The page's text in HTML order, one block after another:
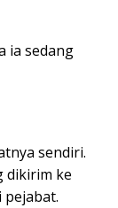
ia sedang
sendiri.
dikirim ke